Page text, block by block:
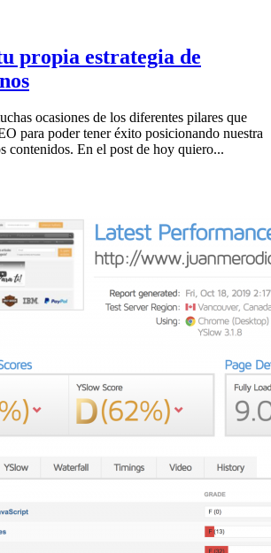
propia estrategia de
ocasiones de los diferentes pilares que
para poder tener éxito posicionando nuestra
contenidos. En el post de hoy quiero...